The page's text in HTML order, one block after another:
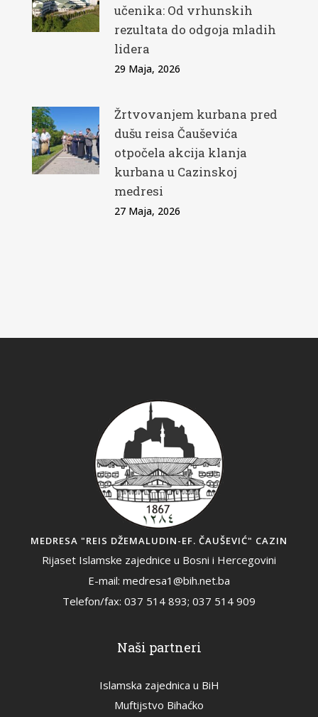
učenika: Od vrhunskih
rezultata do odgoja mladih
lidera
29 Maja, 2026
Žrtvovanjem kurbana pred
dušu reisa Čauševića
otpočela akcija klanja
kurbana u Cazinskoj
medresi
27 Maja, 2026
MEDRESA "REIS DŽEMALUDIN-EF. ČAUŠEVIĆ" CAZIN
Rijaset Islamske zajednice u Bosni i Hercegovini
E-mail: medresa1@bih.net.ba
Telefon/fax: 037 514 893; 037 514 909
Naši partneri
Islamska zajednica u BiH
Muftijstvo Bihaćko